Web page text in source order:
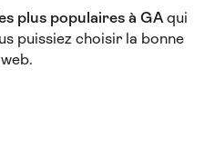
plus populaires à GAqui
puissiez choisir la bonne